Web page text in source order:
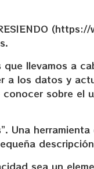
llevamos a
los datos y
sobre el
Una
sea un